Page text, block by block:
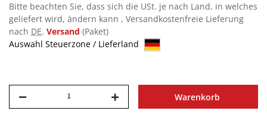
Bitte beachten Sie, dass sich die USt. je nach Land, in welches
geliefert wird, ändern kann , Versandkostenfreie Lieferung
nach DE. Versand (Paket)
Auswahl Steuerzone / Lieferland
Warenkorb